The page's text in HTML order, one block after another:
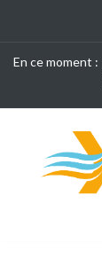
En ce moment :